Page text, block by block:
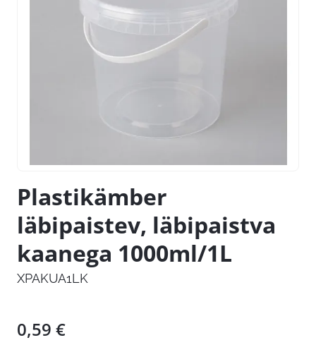
Plastikämber
läbipaistev, läbipaistva
kaanega 1000ml/1L
XPAKUA1LK
0,59 €